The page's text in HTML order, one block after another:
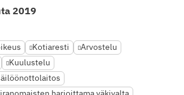
2019
Kotiaresti
Arvostelu
Kuulustelu